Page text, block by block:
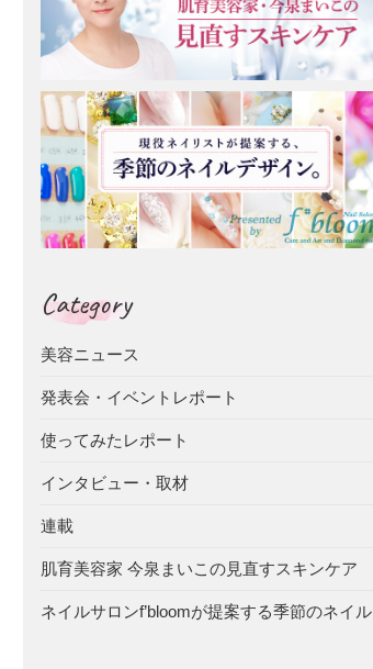
Category
美容ニュース
発表会・イベントレポート
使ってみたレポート
インタビュー・取材
連載
肌育美容家 今泉まいこの見直すスキンケア
ネイルサロンf’bloomが提案する季節のネイル